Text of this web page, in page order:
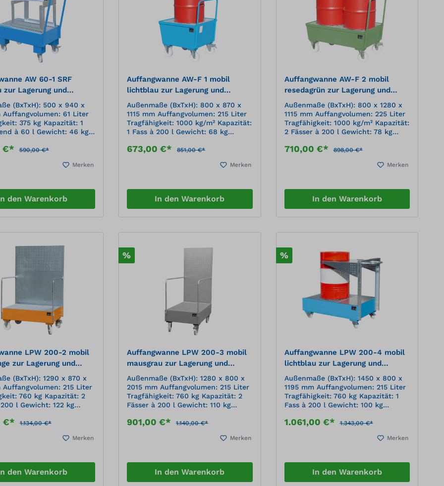
AW 60-1 SRF
zur Lagerung und
von 60 l Fässern
(BxTxH): 500 x 940 x
Auffangvolumen: 61 Liter
375 kg Kapazität: 1
à 60 l Gewicht: 46 kg
Lagerung von 60-l-
Verzinkter Gitterrost 2
mit Feststeller – Bauhöhe
Lagerung von 1
€* 590,00 €*
Merken
den Warenkorb
Auffangwanne AW-F 1 mobil
lichtblau zur Lagerung und
Transport von 200 l Fässern
Außenmaße (BxTxH): 800 x 870 x
1115 mm Auffangvolumen: 215 Liter
Tragfähigkeit: 1000 kg/m² Kapazität:
1 Fass à 200 l Gewicht: 68 kg
lichtblauMobile Lagerung von 200-l-
Stahlblech Verzinkter Gitterrost
Bockrollen aus Polyamid Ø 180 mm,
davon eine Lenkrolle mit Feststeller
673,00 €* 851,00 €*
Merken
In den Warenkorb
Auffangwanne AW-F 2 mobil
resedagrün zur Lagerung und
Transport von 200 l Fässern
Außenmaße (BxTxH): 800 x 1280 x
1115 mm Auffangvolumen: 225 Liter
Tragfähigkeit: 1000 kg/m² Kapazität:
2 Fässer à 200 l Gewicht: 78 kg
resedagrünMobile Lagerung von
mm Stahlblech Verzinkter Gitterrost
Bockrollen aus Polyamid Ø 180 mm,
davon eine Lenkrolle mit Feststeller
710,00 €* 898,00 €*
Merken
In den Warenkorb
LPW 200-2 mobil
zur Lagerung und
von 200 l Fässern
(BxTxH): 1290 x 870 x
Auffangvolumen: 215 Liter
760 kg Kapazität: 2
l Gewicht: 122 kg
sicheres und
Verbrauchsstellen
Stabile, verzinkte
€* 1.134,00 €*
Merken
den Warenkorb
%
Auffangwanne LPW 200-3 mobil
mausgrau zur Lagerung und
Transport von 200 l Fässern
Außenmaße (BxTxH): 1280 x 800 x
2015 mm Auffangvolumen: 215 Liter
Tragfähigkeit: 760 kg Kapazität: 2
Fässer à 200 l Gewicht: 110 kg
mausgrauMobiles, sicheres und
verschiedenen Verbrauchsstellen
Schiebegriffe Stabile, verzinkte
901,00 €* 1.140,00 €*
Merken
In den Warenkorb
%
Auffangwanne LPW 200-4 mobil
lichtblau zur Lagerung und
Transport von 200 l Fässern
Außenmaße (BxTxH): 1450 x 800 x
1195 mm Auffangvolumen: 215 Liter
Tragfähigkeit: 760 kg Kapazität: 1
Fass à 200 l Gewicht: 100 kg
lichtblauMobiles, sicheres und
verschiedenen Verbrauchsstellen
Gitterrost Feuerverzinkte
SchiebegriffeStabile, verzinkte
1.061,00 €* 1.343,00 €*
Merken
In den Warenkorb